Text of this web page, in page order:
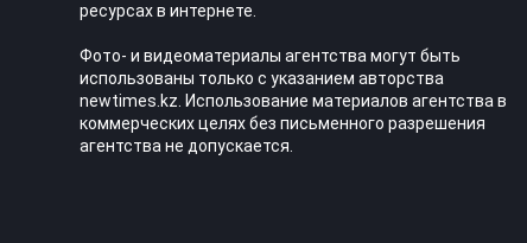
ресурсах в интернете.
Фото- и видеоматериалы агентства могут быть
использованы только с указанием авторства
newtimes.kz. Использование материалов агентства в
коммерческих целях без письменного разрешения
агентства не допускается.